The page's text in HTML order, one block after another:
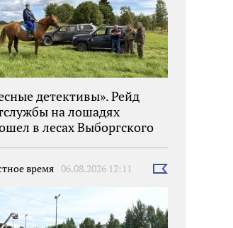
детективы». Рейд
на лошадях
в лесах Выборгского
время 06.08.2026 12:11
Выбрать